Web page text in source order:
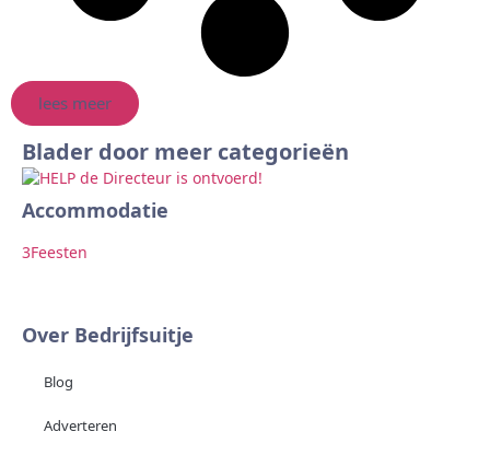
lees meer
Blader door meer categorieën
Accommodatie
3Feesten
Over Bedrijfsuitje
Blog
Adverteren